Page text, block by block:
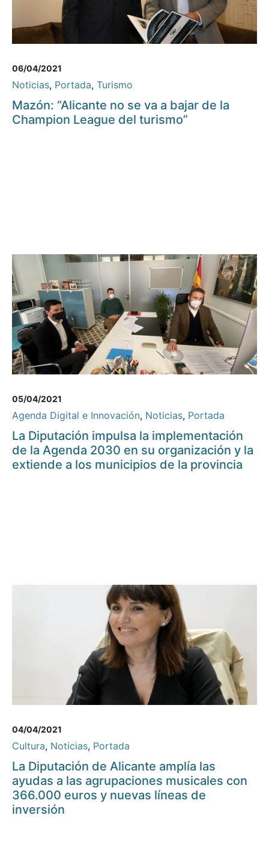
06/04/2021
Noticias, Portada, Turismo
Mazón: “Alicante no se va a bajar de la
Champion League del turismo”
05/04/2021
Agenda Digital e Innovación, Noticias, Portada
La Diputación impulsa la implementación
de la Agenda 2030 en su organización y la
extiende a los municipios de la provincia
04/04/2021
Cultura, Noticias, Portada
La Diputación de Alicante amplía las
ayudas a las agrupaciones musicales con
366.000 euros y nuevas líneas de
inversión